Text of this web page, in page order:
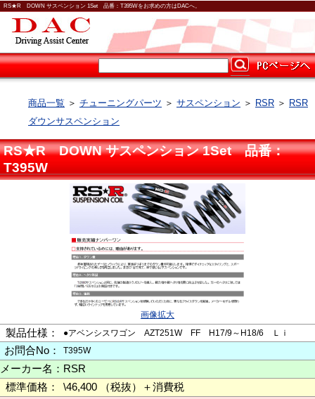
RS★R DOWN サスペンション 1Set 品番：T395Wをお求めの方はDACへ。
商品一覧 ＞ チューニングパーツ ＞ サスペンション ＞ RSR ＞ RSR
ダウンサスペンション
RS★R DOWN サスペンション 1Set 品番：
T395W
画像拡大
製品仕様： ●アベンシスワゴン AZT251W FF H17/9～H18/6 Ｌｉ
お問合No： T395W
メーカー名： RSR
標準価格：
\46,400 （税抜）＋消費税